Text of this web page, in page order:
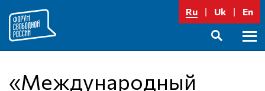
содержимому
Ru Uk En
«Международный